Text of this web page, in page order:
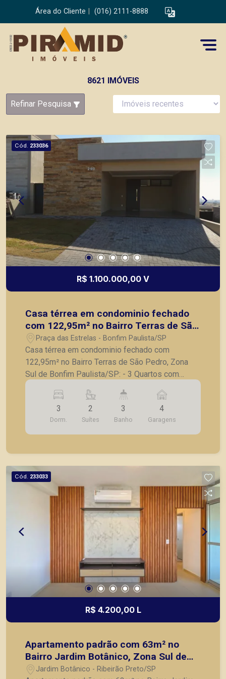
Área do Cliente (016) 2111-8888
8621 IMÓVEIS
Refinar Pesquisa
Cód. 233036
R$ 1.100.000,00 V
Casa térrea em condominio fechado
com 122,95m² no Bairro Terras de São
Pedro, Zona Sul de Bonfim
Paulista/SP:
Praça das Estrelas - Bonfim Paulista/SP
Casa térrea em condominio fechado com
122,95m² no Bairro Terras de São Pedro, Zona
Sul de Bonfim Paulista/SP: - 3 Quartos com
armarios, sendo 2 suites; - Banheiro social
completo; - Sala com pé direito alto para 2
ambientes; - Cozinha com armários planejados
cooktop e forno eletrico; - Varanda gourmet com
churrasqueira; - Lavanderia; - Imovel climatizado;
segurança, em locação, vendas de imóveis
prontos, usados ou mesmo nos principais
lançamentos da cidade de Ribeirão Preto.
3
Dorm.
2
Suítes
3
Banho
4
Garagens
Cód. 233033
R$ 4.200,00 L
Apartamento padrão com 63m² no
Bairro Jardim Botânico, Zona Sul de
Ribeirão Preto/SP:
Jardim Botânico - Ribeirão Preto/SP